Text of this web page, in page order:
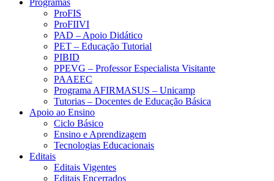
Programas
ProFIS
ProFIIVI
PAD – Apoio Didático
PET – Educação Tutorial
PIBID
PPEVG – Professor Especialista Visitante
PAAEEC
Programa AFIRMASUS – Unicamp
Tutorias – Docentes de Educação Básica
Apoio ao Ensino
Ciclo Básico
Ensino e Aprendizagem
Tecnologias Educacionais
Editais
Editais Vigentes
Editais Encerrados